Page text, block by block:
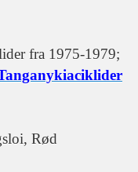
fra 1975-1979;
Rød